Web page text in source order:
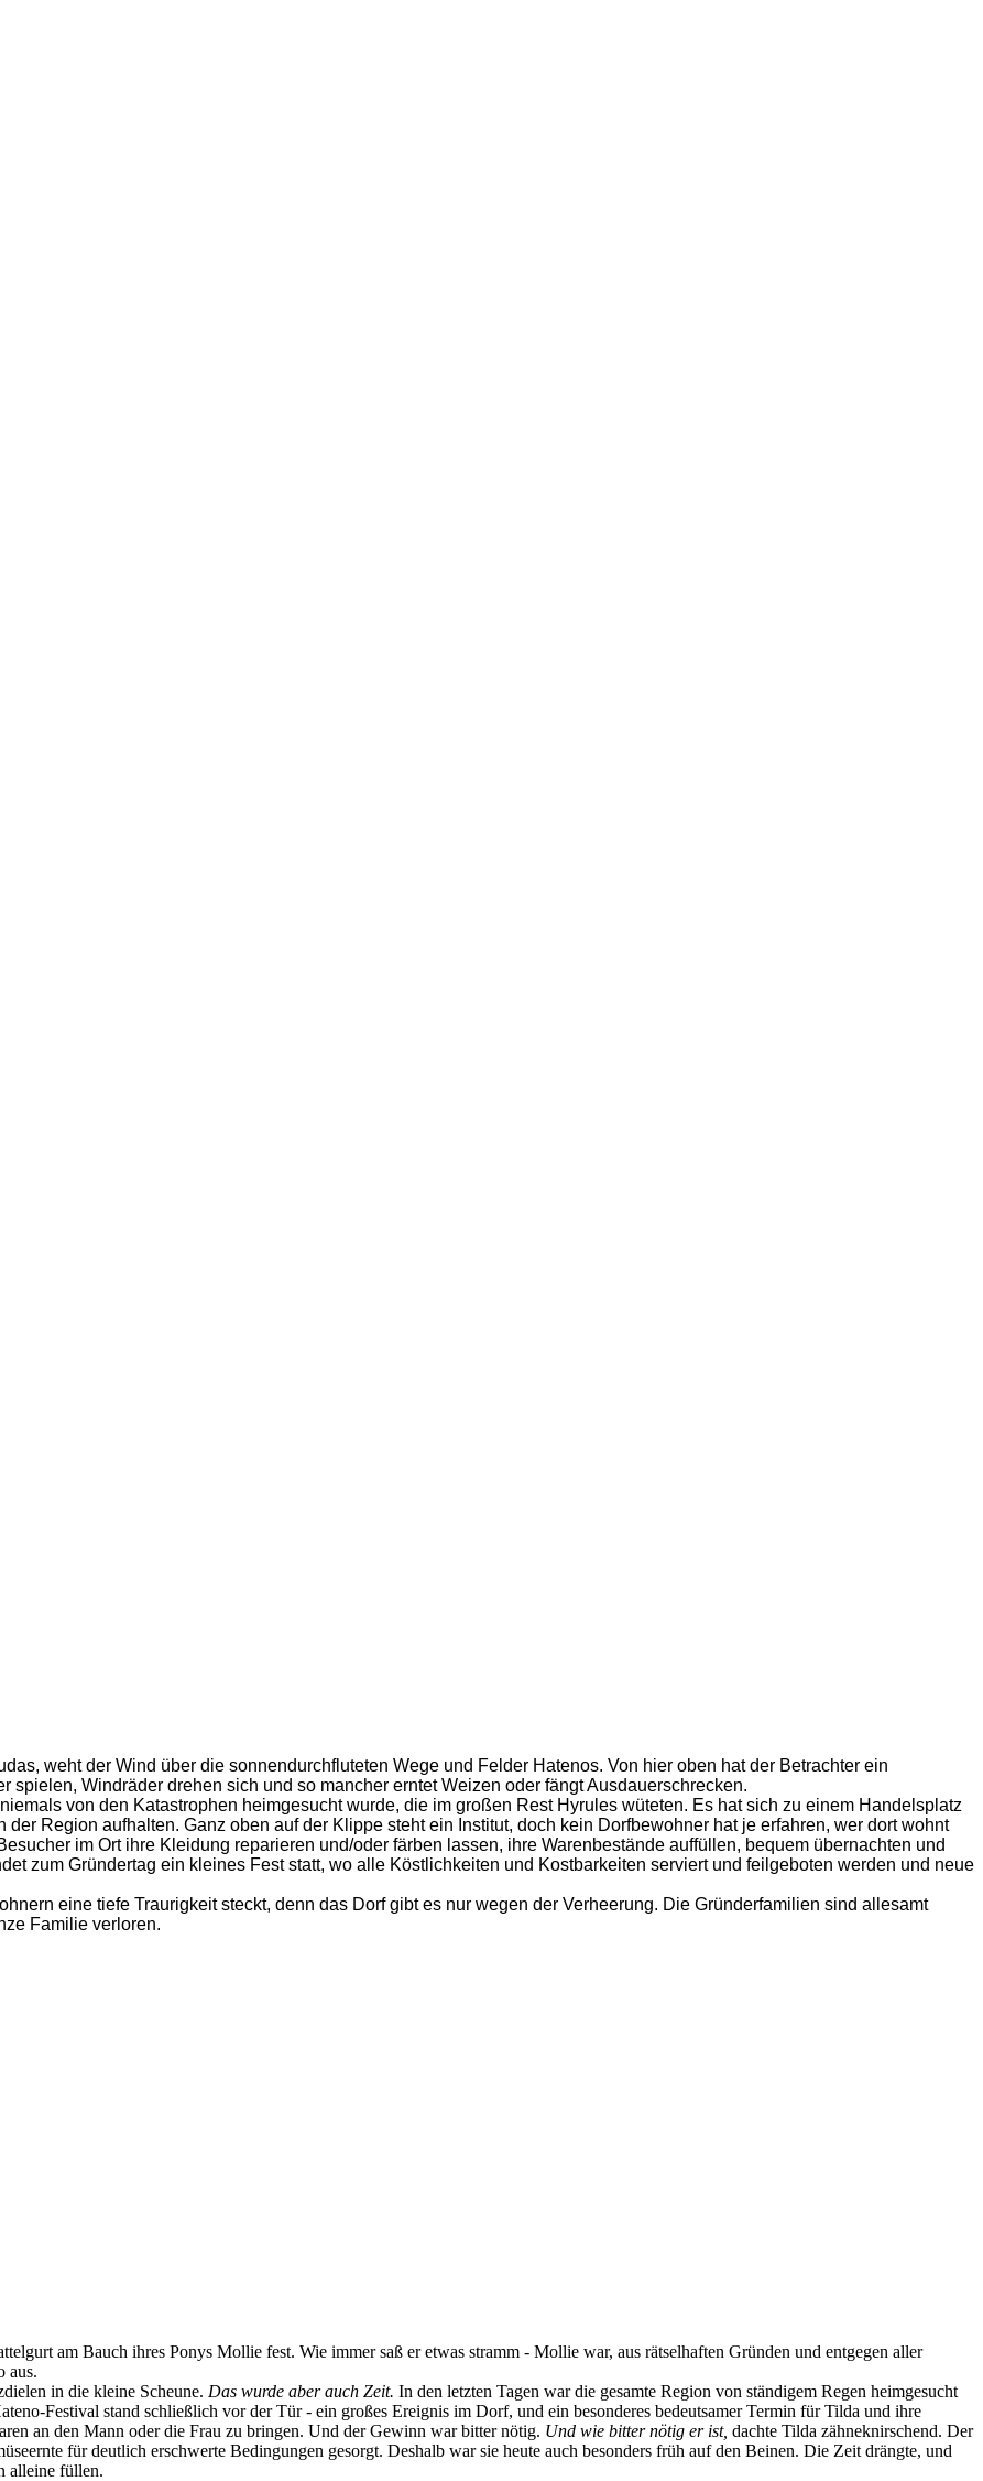
weht der Wind über die sonnendurchfluteten Wege und Felder Hatenos. Von hier oben hat der Betrachter ein
Windräder drehen sich und so mancher erntet Weizen oder fängt Ausdauerschrecken.
von den Katastrophen heimgesucht wurde, die im großen Rest Hyrules wüteten. Es hat sich zu einem Handelsplatz
Region aufhalten. Ganz oben auf der Klippe steht ein Institut, doch kein Dorfbewohner hat je erfahren, wer dort wohnt
im Ort ihre Kleidung reparieren und/oder färben lassen, ihre Warenbestände auffüllen, bequem übernachten und
zum Gründertag ein kleines Fest statt, wo alle Köstlichkeiten und Kostbarkeiten serviert und feilgeboten werden und neue
eine tiefe Traurigkeit steckt, denn das Dorf gibt es nur wegen der Verheerung. Die Gründerfamilien sind allesamt
Familie verloren.
am Bauch ihres Ponys Mollie fest. Wie immer saß er etwas stramm - Mollie war, aus rätselhaften Gründen und entgegen aller
aus.
in die kleine Scheune. Das wurde aber auch Zeit. In den letzten Tagen war die gesamte Region von ständigem Regen heimgesucht
Festival stand schließlich vor der Tür - ein großes Ereignis im Dorf, und ein besonderes bedeutsamer Termin für Tilda und ihre
an den Mann oder die Frau zu bringen. Und der Gewinn war bitter nötig. Und wie bitter nötig er ist, dachte Tilda zähneknirschend. Der
für deutlich erschwerte Bedingungen gesorgt. Deshalb war sie heute auch besonders früh auf den Beinen. Die Zeit drängte, und
alleine füllen.